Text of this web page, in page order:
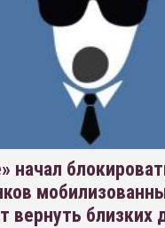
начал
вернуть близких